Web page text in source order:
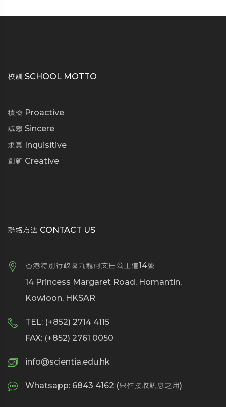
校訓 SCHOOL MOTTO
積極 Proactive
誠懇 Sincere
求真 Inquisitive
創新 Creative
聯絡方法 CONTACT US
香港特別行政區九龍何文田公主道14號
14 Princess Margaret Road, Homantin,
Kowloon, HKSAR
TEL: (+852) 2714 4115
FAX: (+852) 2761 0050
info@scientia.edu.hk
Whatsapp: 6843 4162 (只作接收訊息之用)